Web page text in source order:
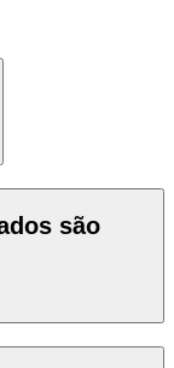
são